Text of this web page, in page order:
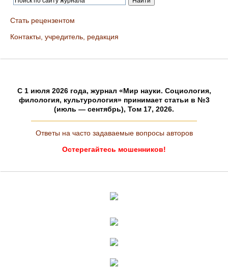
Стать рецензентом
Контакты, учредитель, редакция
C 1 июля 2026 года, журнал «Мир науки. Социология,
филология, культурология» принимает статьи в №3
(июль — сентябрь), Том 17, 2026.
Ответы на часто задаваемые вопросы авторов
Остерегайтесь мошенников!